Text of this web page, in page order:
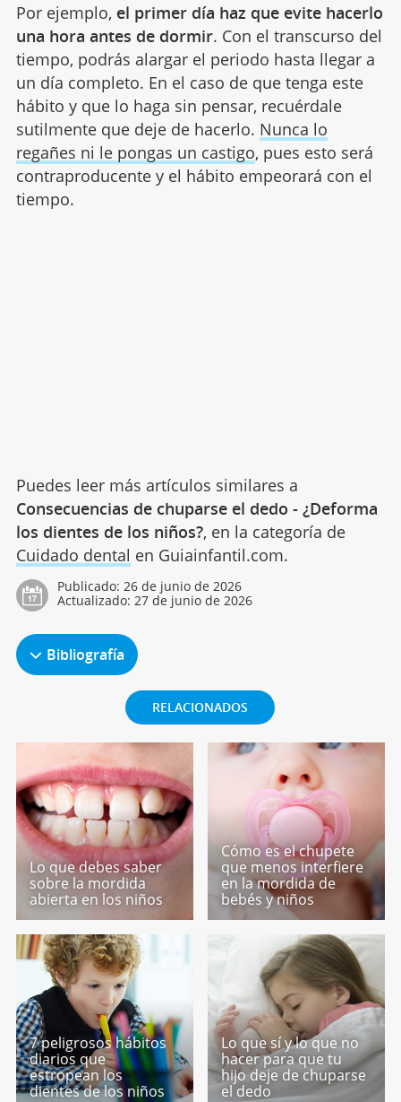
Por ejemplo, el primer día haz que evite hacerlo
una hora antes de dormir. Con el transcurso del
tiempo, podrás alargar el periodo hasta llegar a
un día completo. En el caso de que tenga este
hábito y que lo haga sin pensar, recuérdale
sutilmente que deje de hacerlo. Nunca lo
regañes ni le pongas un castigo, pues esto será
contraproducente y el hábito empeorará con el
tiempo.
Puedes leer más artículos similares a
Consecuencias de chuparse el dedo - ¿Deforma
los dientes de los niños?, en la categoría de
Cuidado dental en Guiainfantil.com.
Publicado: 26 de junio de 2026
Actualizado: 27 de junio de 2026
Bibliografía
RELACIONADOS
Lo que debes saber
sobre la mordida
abierta en los niños
Cómo es el chupete
que menos interfiere
en la mordida de
bebés y niños
7 peligrosos hábitos
diarios que
estropean los
dientes de los niños
Lo que sí y lo que no
hacer para que tu
hijo deje de chuparse
el dedo